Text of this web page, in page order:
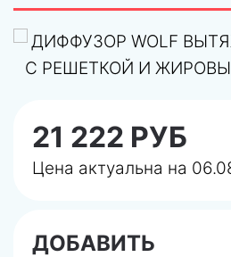
21 222 РУБ
Цена актуальна на
ДОБАВИТЬ